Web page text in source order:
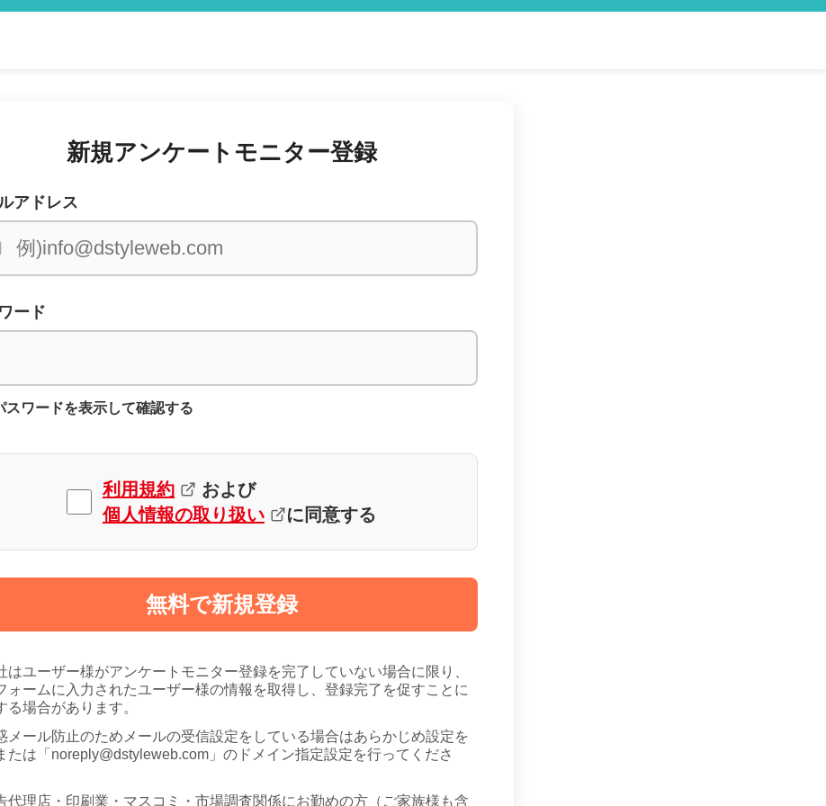
新規アンケートモニター登録
アドレス
ード
スワードを表示して確認する
利用規約
および
個人情報の取り扱い
に同意する
無料で新規登録
はユーザー様がアンケートモニター登録を完了していない場合に限り、
ォームに入力されたユーザー様の情報を取得し、登録完了を促すことに
る場合があります。
メール防止のためメールの受信設定をしている場合はあらかじめ設定を
たは「noreply@dstyleweb.com」のドメイン指定設定を行ってくださ
代理店・印刷業・マスコミ・市場調査関係にお勤めの方（ご家族様も含